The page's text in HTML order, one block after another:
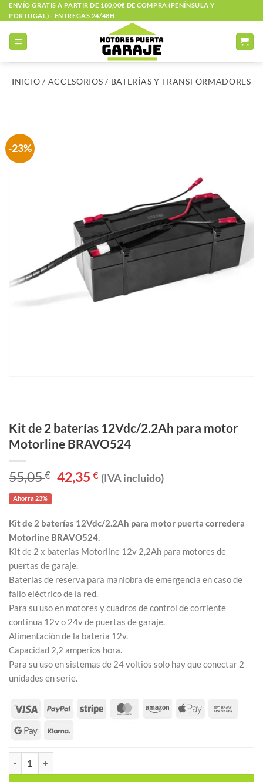
Saltar
al
contenido
ENVÍO GRATIS A PARTIR DE 180,00€ DE COMPRA (PENÍNSULA Y
PORTUGAL) - ENTREGAS 24/48H
INICIO / ACCESORIOS / BATERÍAS Y TRANSFORMADORES
-23%
Kit de 2 baterías 12Vdc/2.2Ah para motor
Motorline BRAVO524
55,05€
El
precio
42,35 €El
precio
(IVA incluido)
Ahorra 23%
Kit de 2 baterías 12Vdc/2.2Ah para motor puerta corredera
Motorline BRAVO524.
Kit de 2 x baterías Motorline 12v 2,2Ah para motores de
puertas de garaje.
Baterías de reserva para maniobra de emergencia en caso de
fallo eléctrico de la red.
Para su uso en motores y cuadros de control de corriente
continua 12v o 24v de puertas de garaje.
Alimentación de la batería 12v.
Capacidad 2,2 amperios hora.
Para su uso en sistemas de 24 voltios solo hay que conectar 2
unidades en serie.
Kit de 2 baterías 12Vdc/2.2Ah para motor Motorline BRAVO524